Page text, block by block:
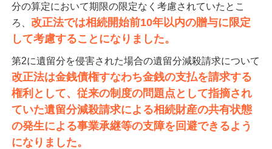
分の算定において期限の限定なく考慮されていたとこ
ろ、改正法では相続開始前10年以内の贈与に限定
して考慮することになりました。
第2に遺留分を侵害された場合の遺留分減殺請求について
改正法は金銭債権すなわち金銭の支払を請求する
権利として、従来の制度の問題点として指摘され
ていた遺留分減殺請求による相続財産の共有状態
の発生による事業承継等の支障を回避できるよう
になりました。